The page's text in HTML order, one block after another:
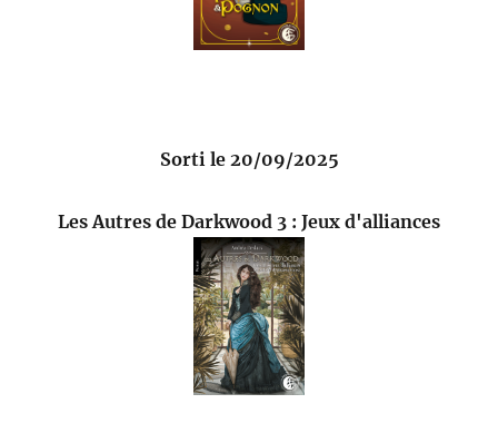
Sorti le 20/09/2025
Les Autres de Darkwood 3 : Jeux d'alliances